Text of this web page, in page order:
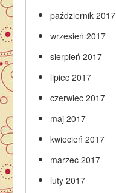
październik 2017
wrzesień 2017
sierpień 2017
lipiec 2017
czerwiec 2017
maj 2017
kwiecień 2017
marzec 2017
luty 2017